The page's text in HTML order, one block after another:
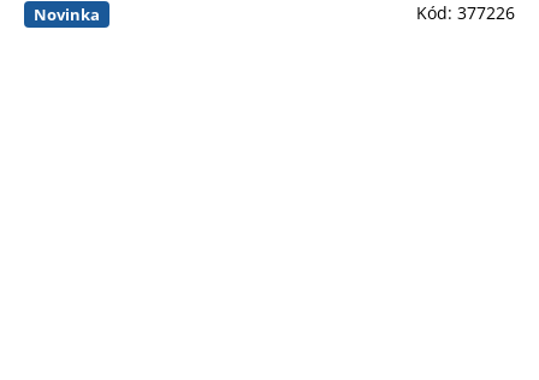
Novinka Kód: 377226